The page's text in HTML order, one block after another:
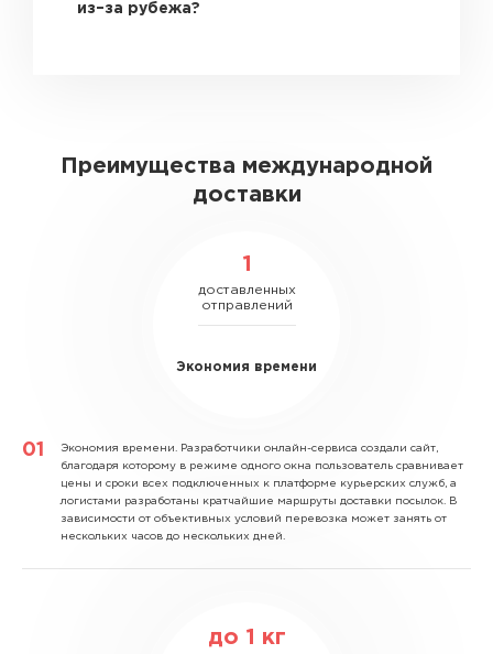
из–за рубежа?
Преимущества международной
доставки
1
доставленных
отправлений
Экономия времени
Экономия времени.
Разработчики онлайн-сервиса создали сайт,
благодаря которому в режиме одного окна пользователь сравнивает
цены и сроки всех подключенных к платформе курьерских служб, а
логистами разработаны кратчайшие маршруты доставки посылок. В
зависимости от объективных условий перевозка может занять от
нескольких часов до нескольких дней.
до 1 кг